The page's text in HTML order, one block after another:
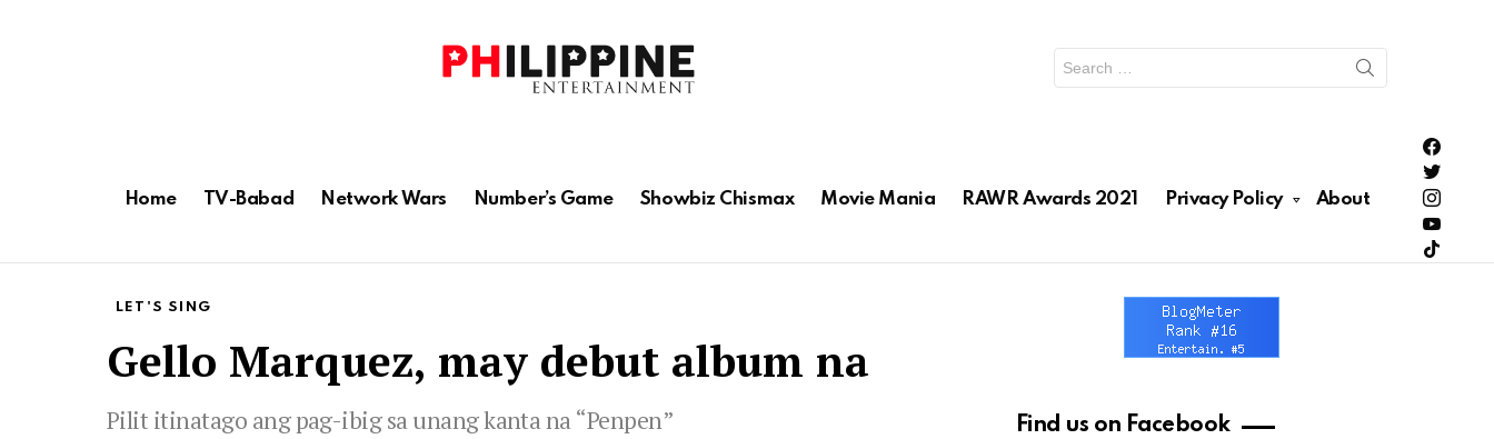
for:
Home TV-Babad Network Wars Number’s Game Showbiz Chismax Movie Mania RAWR Awards 2021 Privacy Policy About
PH
LET'S SING
Gello Marquez, may debut album na
Pilit itinatago ang pag-ibig sa unang kanta na “Penpen” Find us on Facebook